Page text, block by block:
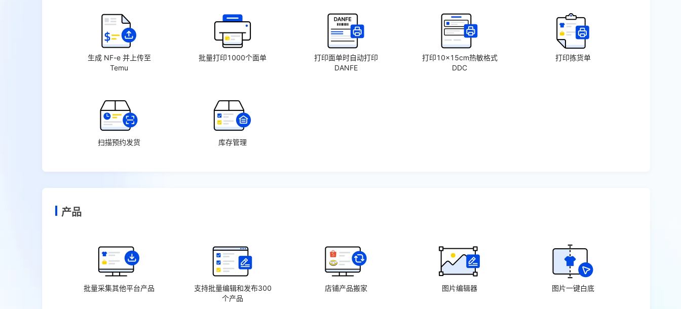
生成 NF-e 并上传至
Temu
批量打印1000个面单
打印面单时自动打印
DANFE
打印10×15cm热敏格式
DDC
打印拣货单
扫描预约发货 库存管理
产品
批量采集其他平台产品
支持批量编辑和发布300
个产品
店铺产品搬家 图片编辑器 图片一键白底